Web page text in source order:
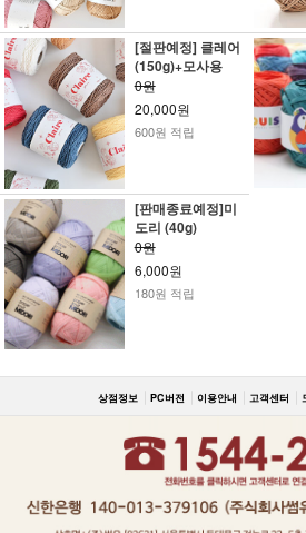
[절판예정] 클레어
(150g)+모사용
0원
20,000원
600원 적립
[판매종료예정]미
도리 (40g)
0원
6,000원
180원 적립
상점정보 PC버전 이용안내 고객센터